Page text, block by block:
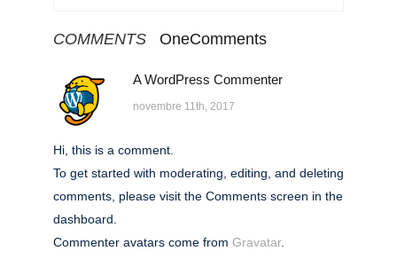
COMMENTS OneComments
A WordPress Commenter
novembre 11th, 2017
Hi, this is a comment.
To get started with moderating, editing, and deleting
comments, please visit the Comments screen in the
dashboard.
Commenter avatars come from Gravatar.